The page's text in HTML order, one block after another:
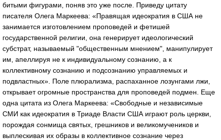
битыми фигурами, поняв это уже после. Приведу цитату
писателя Олега Маркеева: «Правящая идеократия в США не
занимается изготовлением проповедей и фетишей
государственной религии, она генерирует идеологический
субстрат, называемый "общественным мнением", манипулирует
им, апеллируя не к индивидуальному сознанию, а к
коллективному сознанию и подсознанию управляемых и
подвластных». Поле плюрализма, распаханное лозунгами лжи,
открывает огромные пространства для проповедей подмен. Еще
одна цитата из Олега Маркеева: «Свободные и независимые
СМИ как идеократия в Триаде Власти США играют роль церкви,
порождая сонмища святых, грешников и великомучеников и
выплескивая их образы в коллективное сознание через